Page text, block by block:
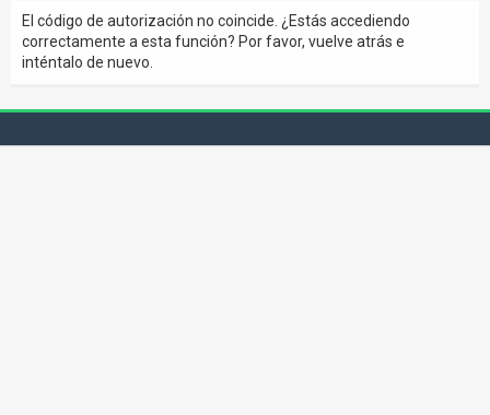
El código de autorización no coincide. ¿Estás accediendo
correctamente a esta función? Por favor, vuelve atrás e
inténtalo de nuevo.